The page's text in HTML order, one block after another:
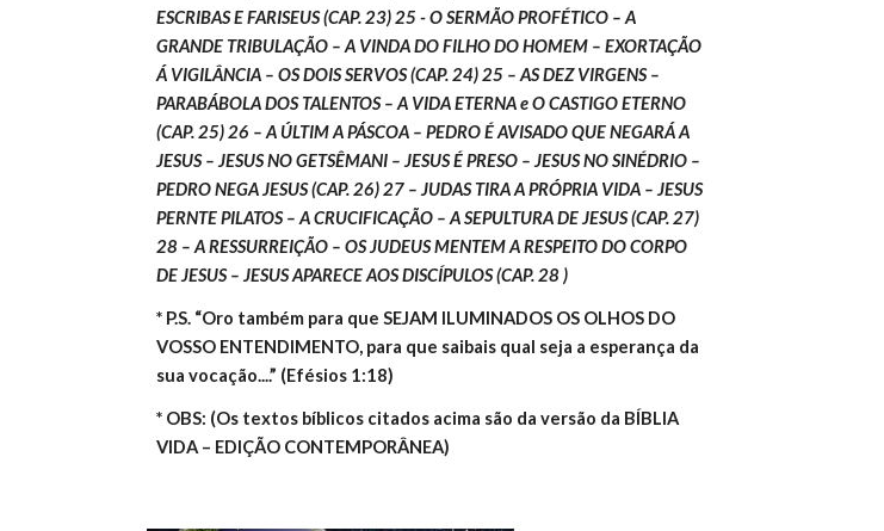
ESCRIBAS E FARISEUS (CAP. 23) 25 - O SERMÃO PROFÉTICO – A
GRANDE TRIBULAÇÃO – A VINDA DO FILHO DO HOMEM – EXORTAÇÃO
Á VIGILÂNCIA – OS DOIS SERVOS (CAP. 24) 25 – AS DEZ VIRGENS –
PARABÁBOLA DOS TALENTOS – A VIDA ETERNA e O CASTIGO ETERNO
(CAP. 25) 26 – A ÚLTIM A PÁSCOA – PEDRO É AVISADO QUE NEGARÁ A
JESUS – JESUS NO GETSÊMANI – JESUS É PRESO – JESUS NO SINÉDRIO –
PEDRO NEGA JESUS (CAP. 26) 27 – JUDAS TIRA A PRÓPRIA VIDA – JESUS
PERNTE PILATOS – A CRUCIFICAÇÃO – A SEPULTURA DE JESUS (CAP. 27)
28 – A RESSURREIÇÃO – OS JUDEUS MENTEM A RESPEITO DO CORPO
DE JESUS – JESUS APARECE AOS DISCÍPULOS (CAP. 28 )
* P.S. “Oro também para que SEJAM ILUMINADOS OS OLHOS DO
VOSSO ENTENDIMENTO, para que saibais qual seja a esperança da
sua vocação....” (Efésios 1:18)
* OBS: (Os textos bíblicos citados acima são da versão da BÍBLIA
VIDA – EDIÇÃO CONTEMPORÂNEA)